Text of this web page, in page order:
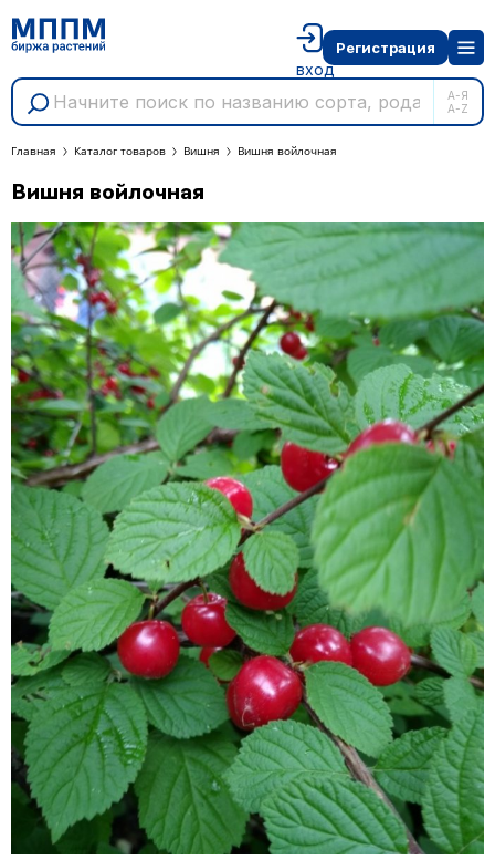
А-Я
A-Z
вход
Регистрация
Главная Каталог товаров Вишня Вишня войлочная
Вишня войлочная